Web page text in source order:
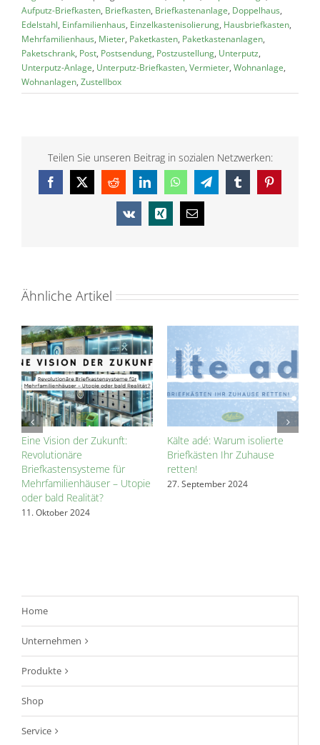
Aufputz-Briefkasten, Briefkasten, Briefkastenanlage, Doppelhaus,
Edelstahl, Einfamilienhaus, Einzelkastenisolierung, Hausbriefkasten,
Mehrfamilienhaus, Mieter, Paketkasten, Paketkastenanlagen,
Paketschrank, Post, Postsendung, Postzustellung, Unterputz,
Unterputz-Anlage, Unterputz-Briefkasten, Vermieter, Wohnanlage,
Wohnanlagen, Zustellbox
Teilen Sie unseren Beitrag in sozialen Netzwerken:
Facebook
X RedditLinkedInWhatsAppTelegramTumblrPinterest
Vk Xing
E-
Ähnliche Artikel
Eine Vision der Zukunft:
Revolutionäre
Briefkastensysteme für
Mehrfamilienhäuser – Utopie
oder bald Realität?
11. Oktober 2024
Kälte adé: Warum isolierte
Briefkästen Ihr Zuhause
retten!
27. September 2024
Home
Unternehmen
Produkte
Shop
Service